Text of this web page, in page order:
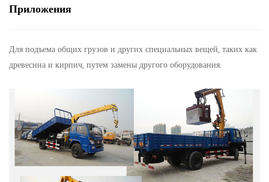
Приложения
Для подъема общих грузов и других специальных вещей, таких как
древесина и кирпич, путем замены другого оборудования.